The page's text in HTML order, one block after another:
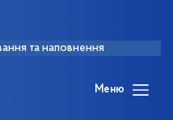
та наповнення
Меню